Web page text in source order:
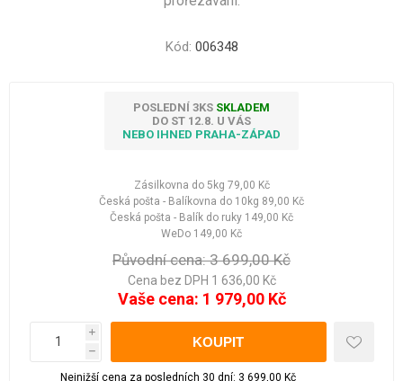
Kód: 006348
POSLEDNÍ 3KS SKLADEM
DO ST 12.8. U VÁS
NEBO IHNED PRAHA-ZÁPAD
Zásilkovna do 5kg 79,00 Kč
Česká pošta - Balíkovna do 10kg 89,00 Kč
Česká pošta - Balík do ruky 149,00 Kč
WeDo 149,00 Kč
Původní cena: 3 699,00 Kč
Cena bez DPH 1 636,00 Kč
Vaše cena: 1 979,00 Kč
i
h
Nejnižší cena za posledních 30 dní: 3 699,00 Kč